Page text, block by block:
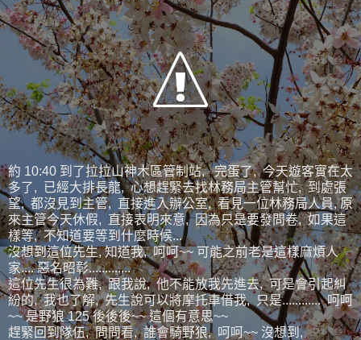
約 10:40 到了拉拉山神木區管制站, 完蛋了, 今天遊客實在太
多了, 已經大排長龍, 心想趕緊去找林務局主管幫忙, 到處張
望, 都沒見到主管, 直接進入辦公室, 看見一位林務局人員, 原
來主管今天休假, 直接表明來意, 因為只是要發問卷, 如果這
樣等, 不知道要等到什麼時候...
沒想到這位先生, 知道我, 呵呵~~ 可能之前老是這樣麻煩人
家.... 惡名昭彰.............
這位先生很為難, 跟我說, 他不能放我先進去, 可是會引起糾
紛的, 我也了解, 先生說可以將摩托車借我, 只是............ 呵呵
~~ 是野狼 125 後後後~~ 這個有意思~~
趕緊回到隊伍, 問問看, 誰會騎野狼, 呵呵~~ 沒想到,